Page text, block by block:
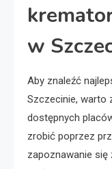
w
Aby znaleźć
Szczecinie, warto
dostępnych
zrobić poprzez
zapoznawanie się